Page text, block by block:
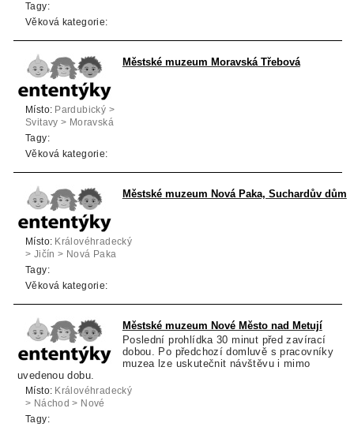
Tagy:
Věková kategorie:
Městské muzeum Moravská Třebová
Místo: Pardubický >
Svitavy > Moravská
Třebová
Tagy:
Věková kategorie:
Městské muzeum Nová Paka, Suchardův dům
Místo: Královéhradecký
> Jičín > Nová Paka
Tagy:
Věková kategorie:
Městské muzeum Nové Město nad Metují
Poslední prohlídka 30 minut před zavírací
dobou. Po předchozí domluvě s pracovníky
muzea lze uskutečnit návštěvu i mimo
uvedenou dobu.
Místo: Královéhradecký
> Náchod > Nové
Město nad Metují
Tagy: